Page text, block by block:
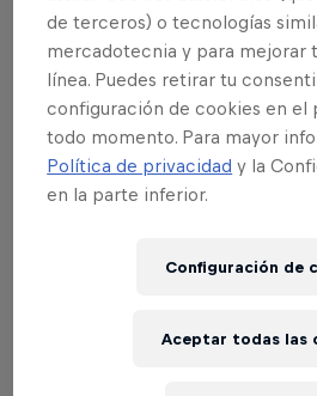
de terceros) o tecnologías
mercadotecnia y para mejorar
línea. Puedes retirar tu
configuración de cookies en el
todo momento. Para mayor
Política de privacidad y la
en la parte inferior.
Configuración de
Aceptar todas las